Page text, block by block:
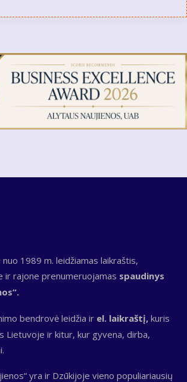
1989 m. leidžiamas laikraštis,
ir rajone prenumeruojamas spaudinys
bendrovė leidžia ir el. laikraštį, kuris
Lietuvoje ir kitur, kur gyvena, dirba,
yra ir Dzūkijoje vieno populiariausių